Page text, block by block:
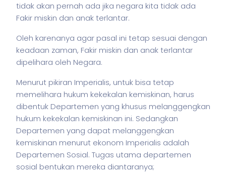
tidak akan pernah ada jika negara kita tidak ada
Fakir miskin dan anak terlantar.
Oleh karenanya agar pasal ini tetap sesuai dengan
keadaan zaman, Fakir miskin dan anak terlantar
dipelihara oleh Negara.
Menurut pikiran Imperialis, untuk bisa tetap
memelihara hukum kekekalan kemiskinan, harus
dibentuk Departemen yang khusus melanggengkan
hukum kekekalan kemiskinan ini. Sedangkan
Departemen yang dapat melanggengkan
kemiskinan menurut ekonom Imperialis adalah
Departemen Sosial. Tugas utama departemen
sosial bentukan mereka diantaranya;